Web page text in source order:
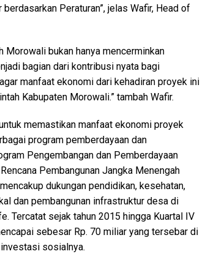
Peraturan”, jelas Wafir, Head of
Morowali bukan hanya mencerminkan
bagian dari kontribusi nyata bagi
manfaat ekonomi dari kehadiran proyek ini
Kabupaten Morowali.” tambah Wafir.
memastikan manfaat ekonomi proyek
program pemberdayaan dan
Pengembangan dan Pemberdayaan
Pembangunan Jangka Menengah
dukungan pendidikan, kesehatan,
dan pembangunan infrastruktur desa di
Tercatat sejak tahun 2015 hingga Kuartal IV
sebesar Rp. 70 miliar yang tersebar di
sosialnya.